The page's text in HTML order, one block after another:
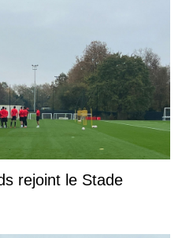
rejoint le Stade